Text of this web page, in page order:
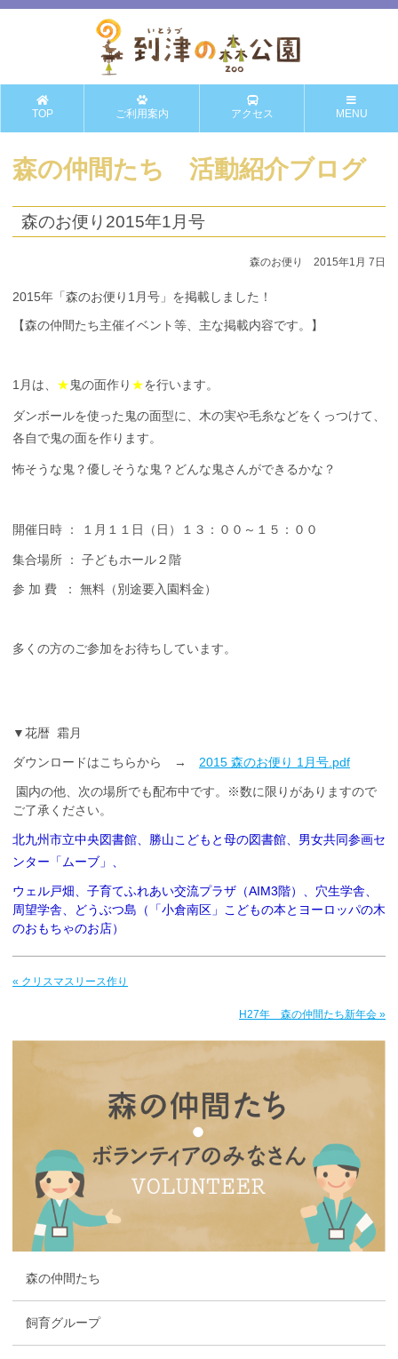
TOP ご利用案内 アクセス MENU
森の仲間たち 活動紹介ブログ
森のお便り2015年1月号
森のお便り 2015年1月 7日
2015年「森のお便り1月号」を掲載しました！
【森の仲間たち主催イベント等、主な掲載内容です。】
1月は、 ★鬼の面作り ★を行います。
ダンボールを使った鬼の面型に、木の実や毛糸などをくっつけて、
各自で鬼の面を作ります。
怖そうな鬼？優しそうな鬼 ？どんな鬼さんができるかな？
開催日時 ： １月１１日（日）１３：００～１５：００
集合場所 ： 子どもホール２階
参 加 費 ： 無料（別途要入園料金）
多くの方のご参加をお待ちしています。
▼花暦 霜月
ダウンロードはこちらから → 2015 森のお便り 1月号.pdf
園内の他、次の場所でも配布中です。※数に限りがありますので
ご了承ください。
北九州市立中央図書館、勝山こどもと母の図書館、男女共同参画セ
ンター「ムーブ」、
ウェル戸畑、子育てふれあい交流プラザ（AIM3階）、穴生学舎、
周望学舎、どうぶつ島（「小倉南区」こどもの本とヨーロッパの木
のおもちゃのお店）
« クリスマスリース作り
H27年 森の仲間たち新年会 »
森の仲間たち
飼育グループ